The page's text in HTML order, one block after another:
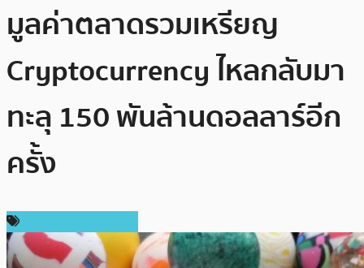
มูลค่าตลาดรวมเหรียญ
Cryptocurrency ไหลกลับมา
ทะลุ 150 พันล้านดอลลาร์อีก
ครั้ง